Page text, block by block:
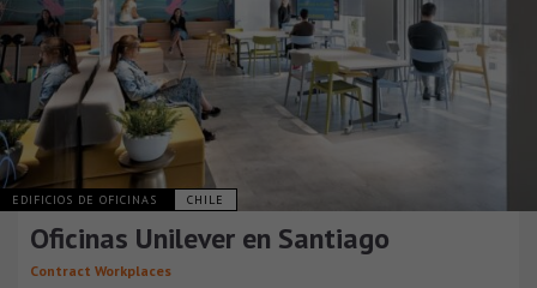
EDIFICIOS DE OFICINAS CHILE
Oficinas Unilever en Santiago
Contract Workplaces